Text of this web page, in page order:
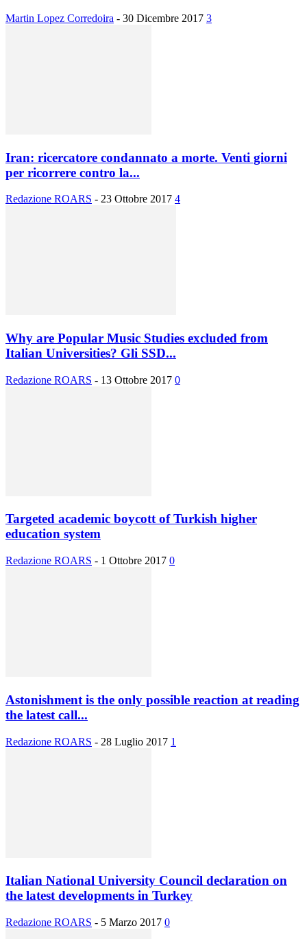
Martin Lopez Corredoira - 30 Dicembre 2017 3
Iran: ricercatore condannato a morte. Venti giorni
per ricorrere contro la...
Redazione ROARS - 23 Ottobre 2017 4
Why are Popular Music Studies excluded from
Italian Universities? Gli SSD...
Redazione ROARS - 13 Ottobre 2017 0
Targeted academic boycott of Turkish higher
education system
Redazione ROARS - 1 Ottobre 2017 0
Astonishment is the only possible reaction at reading
the latest call...
Redazione ROARS - 28 Luglio 2017 1
Italian National University Council declaration on
the latest developments in Turkey
Redazione ROARS - 5 Marzo 2017 0